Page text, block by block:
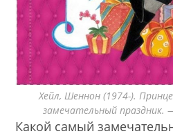
Хейл, Шеннон (1974-).
замечательный праздник.
Какой самый